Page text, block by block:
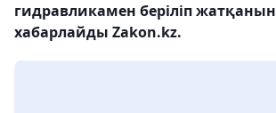
гидравликамен беріліп
хабарлайды Zakon.kz.